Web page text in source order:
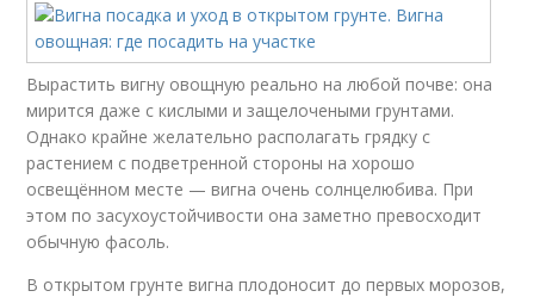
Вырастить вигну овощную реально на любой почве: она
мирится даже с кислыми и защелочеными грунтами.
Однако крайне желательно располагать грядку с
растением с подветренной стороны на хорошо
освещённом месте — вигна очень солнцелюбива. При
этом по засухоустойчивости она заметно превосходит
обычную фасоль.
В открытом грунте вигна плодоносит до первых морозов,